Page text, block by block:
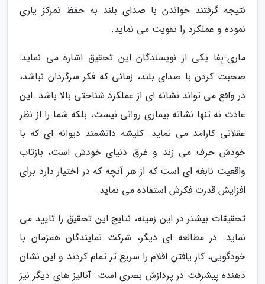
نتیجه گرفتند خواندن با صدای بلند به حفظ تمرکز یاری
نموده و عملکرد را تقویت می نماید.
ماری-بِفا یکی از نویسندگان این تحقیق اشاره می نماید:
صحبت کردن با صدای بلند، زمانی که فکر سرگردان نباشد،
در واقع می تواند نشانه ای از عملکرد شناختی بالا باشد. این
عادت نه تنها نشانه بیماری روانی نیست، بلکه شما را از نظر
عقلانی کارامد می نماید. کلیشه دانشمند دیوانه ای که با
خودش حرف می زند و غرق دنیای خودش است، بازتاب
واقعیت نابغه ای است که از هر آنچه که در اختیار دارد برای
افزایش قدرت فکرش استفاده می نماید.
تحقیقات بیشتر در این زمینه، نتایج این تحقیق را تایید می
نماید. در مطالعه ای دیگر، شرکت نمایندگان همزمان با
خودگویی، کارِ یافتنِ اقلام را سریع تر تمام کردند و این نشان
دهنده پیشرفت در پردازش بصری است. آنالیز های دیگر نیز